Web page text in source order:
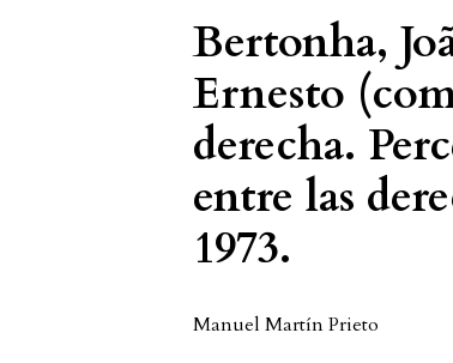
Bertonha,
Ernesto
derecha.
entre las
1973.
Manuel Martín Prieto